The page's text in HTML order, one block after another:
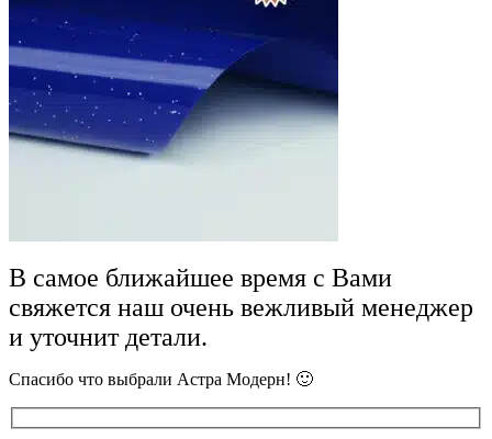
В самое ближайшее время с Вами
свяжется наш очень вежливый менеджер
и уточнит детали.
Спасибо что выбрали Астра Модерн! 🙂